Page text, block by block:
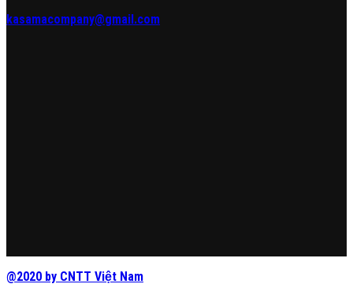
kasamacompany@gmail.com
@2020 by CNTT Việt Nam